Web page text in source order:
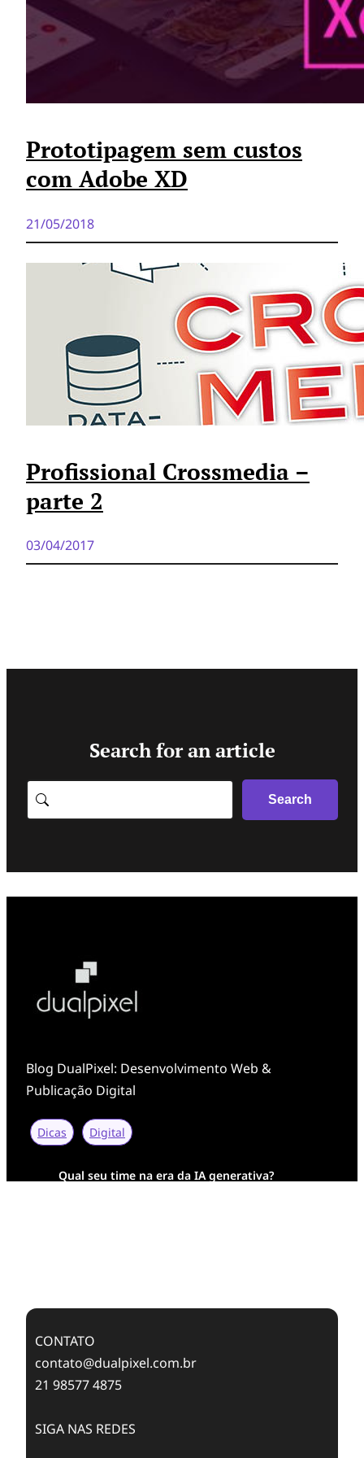
Prototipagem sem custos
com Adobe XD
21/05/2018
Profissional Crossmedia –
parte 2
03/04/2017
Search for an article
Search
Search
Blog DualPixel: Desenvolvimento Web &
Publicação Digital
Dicas Digital
Qual seu time na era da IA generativa?
CONTATO
contato@dualpixel.com.br
21 98577 4875
SIGA NAS REDES